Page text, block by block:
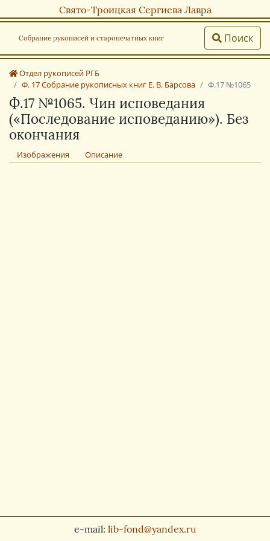
Свято-Троицкая Сергиева Лавра
Собрание рукописей и старопечатных книг Поиск
Отдел рукописей РГБ
Ф. 17 Собрание рукописных книг Е. В. Барсова
Ф.17 №1065
Ф.17 №1065. Чин исповедания
(«Последование исповеданию»). Без
окончания
Изображения Описание
e-mail: lib-fond@yandex.ru